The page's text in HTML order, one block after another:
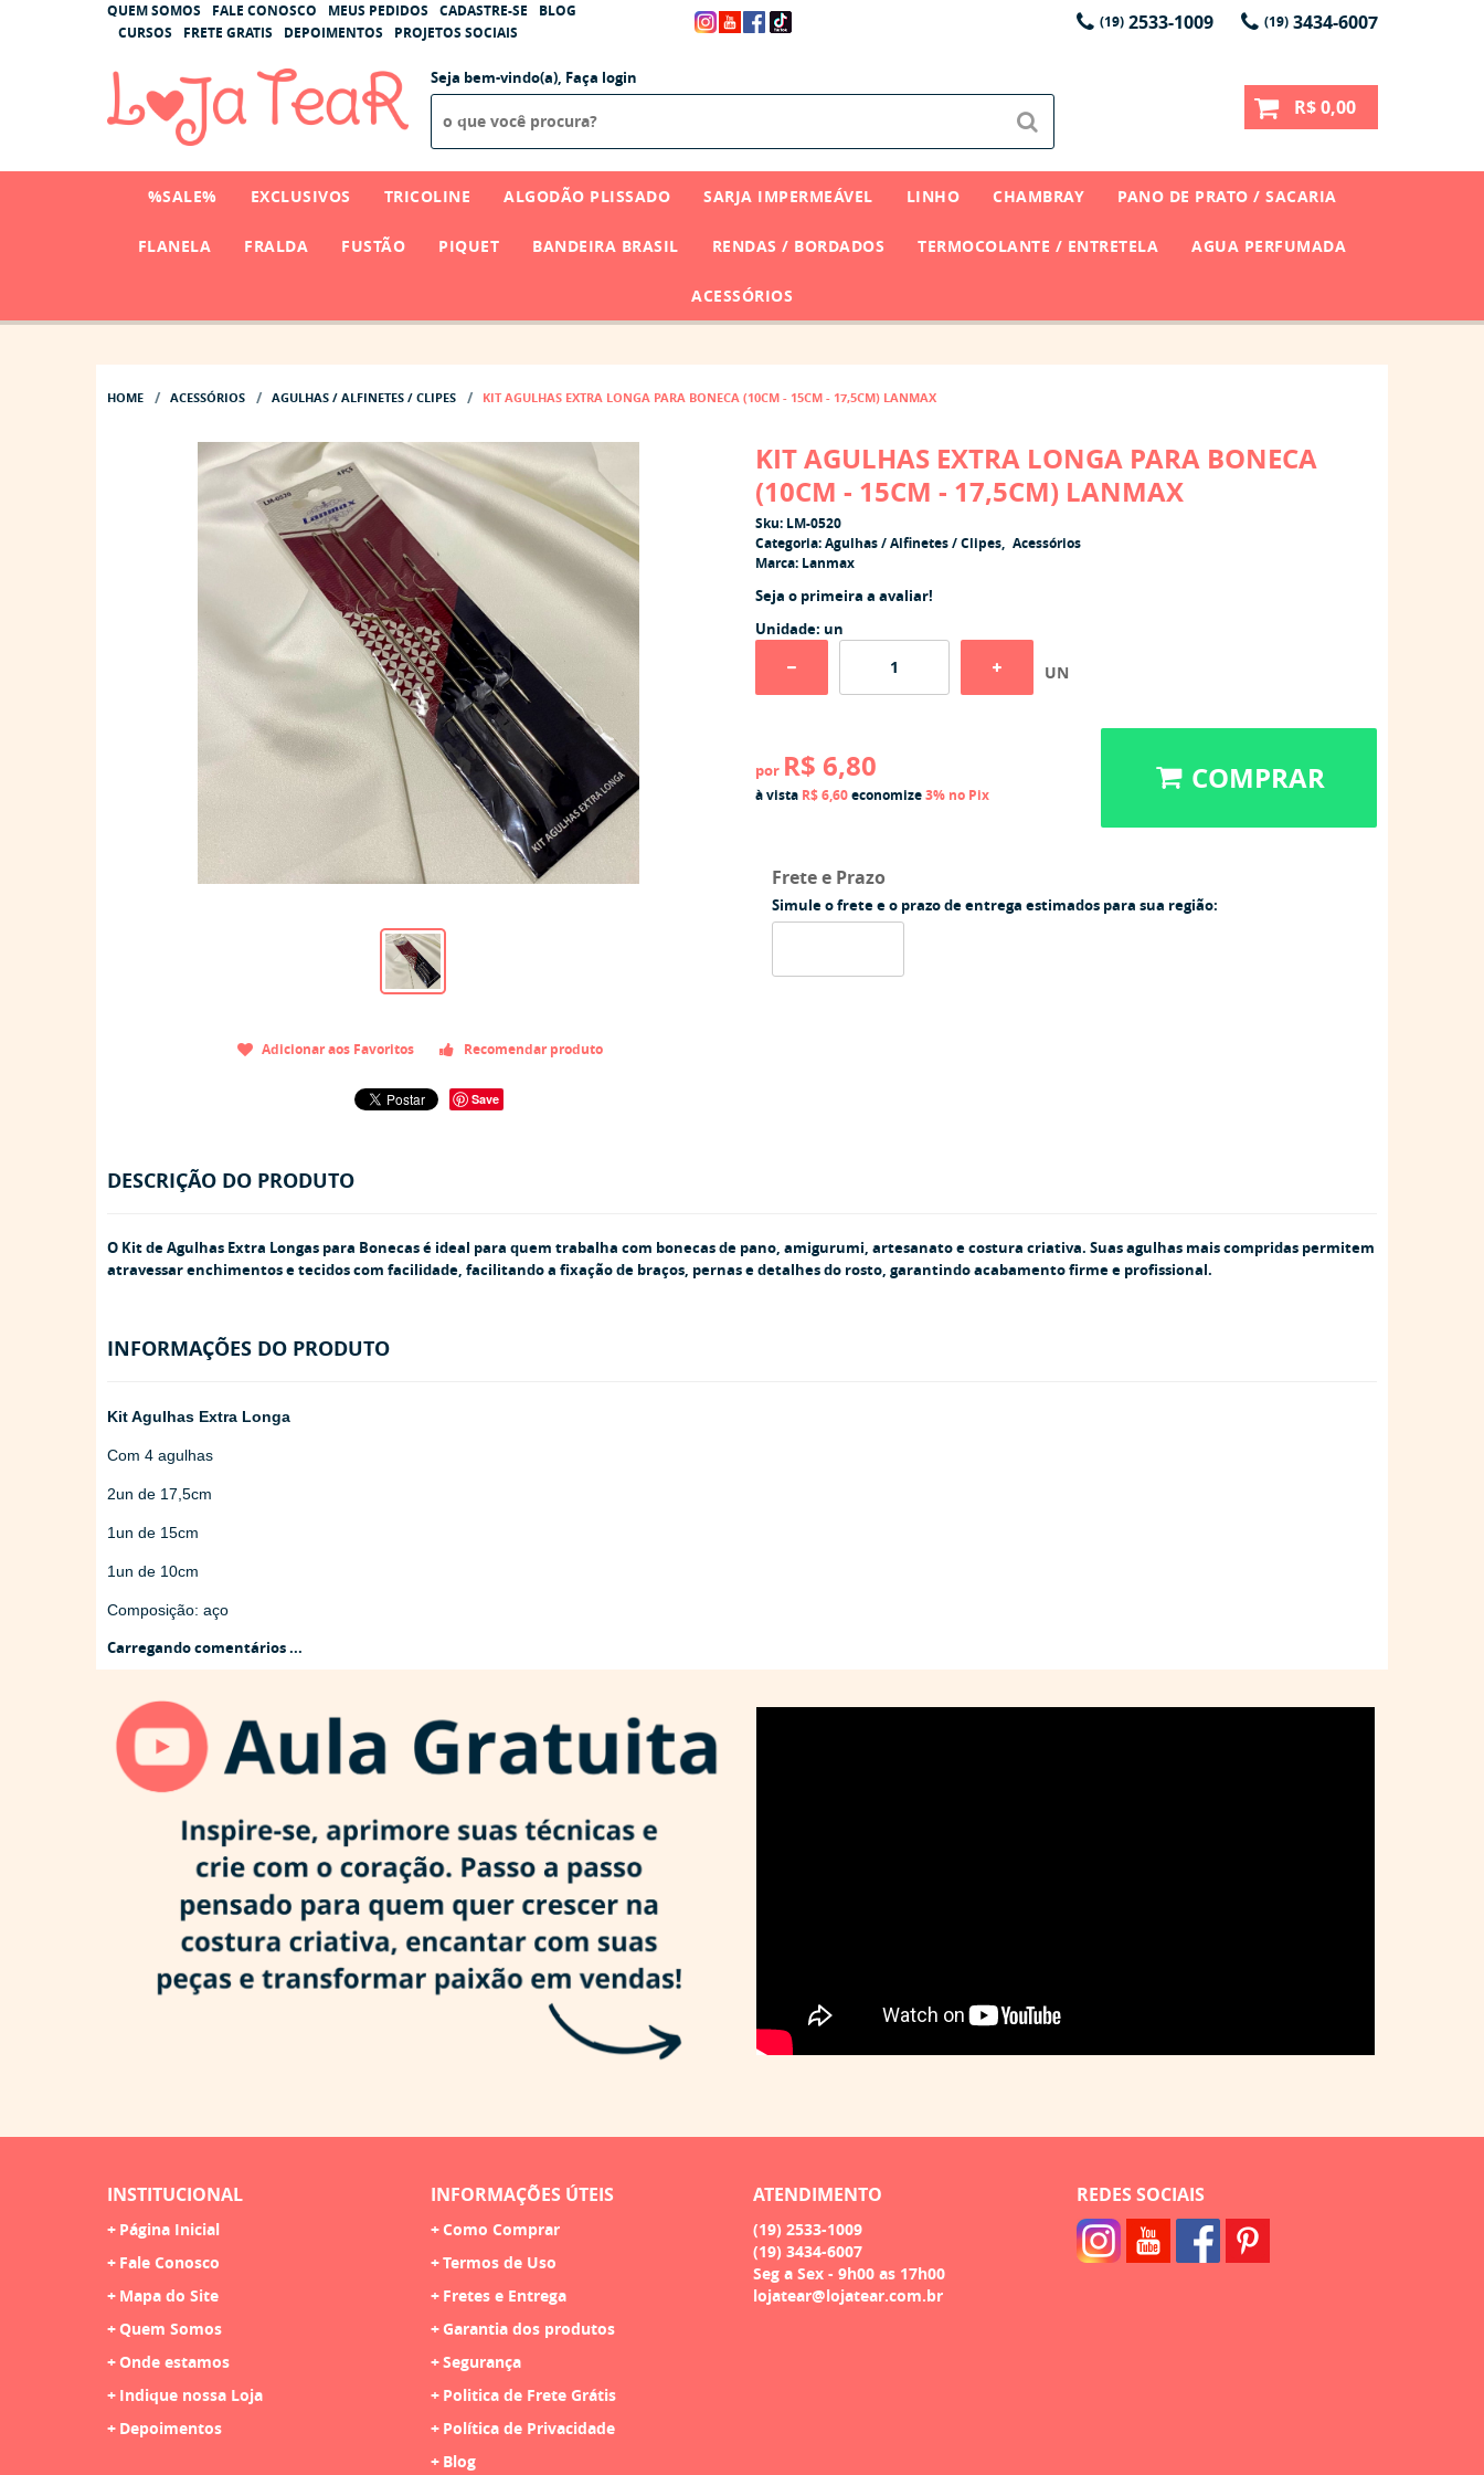
QUEM SOMOS FALE CONOSCO MEUS PEDIDOS CADASTRE-SE
BLOG
CURSOS
FRETE GRATIS DEPOIMENTOS PROJETOS SOCIAIS
(19)2533-1009 (19)3434-6007
Seja bem-vindo(a), Faça login
R$ 0,00
%SALE% EXCLUSIVOS TRICOLINE ALGODÃO PLISSADO SARJA IMPERMEÁVEL LINHO CHAMBRAY PANO DE PRATO / SACARIA
FLANELA FRALDA FUSTÃO PIQUET BANDEIRA BRASIL RENDAS / BORDADOS TERMOCOLANTE / ENTRETELA AGUA PERFUMADA
ACESSÓRIOS
HOME ACESSÓRIOS AGULHAS / ALFINETES / CLIPES KIT AGULHAS EXTRA LONGA PARA BONECA (10CM - 15CM - 17,5CM) LANMAX
Adicionar aos Favoritos Recomendar produto
Save
KIT AGULHAS EXTRA LONGA PARA BONECA
(10CM - 15CM - 17,5CM) LANMAX
Sku: LM-0520
Categoria: Agulhas / Alfinetes / Clipes
Acessórios
Marca: Lanmax
Seja o primeira a avaliar!
Unidade: un
UN
por R$ 6,80
à vista R$ 6,60economize3% no Pix COMPRAR
Frete e Prazo
Simule o frete e o prazo de entrega estimados para sua região:
DESCRIÇÃO DO PRODUTO
O Kit de Agulhas Extra Longas para Bonecasé ideal para quem trabalha com bonecas de pano, amigurumi, artesanato e costura criativa. Suas agulhas mais compridas permitem
atravessar enchimentos e tecidos com facilidade, facilitando a fixação de braços, pernas e detalhes do rosto, garantindo acabamento firme e profissional.
INFORMAÇÕES DO PRODUTO
Kit Agulhas Extra Longa
Com 4 agulhas
2un de 17,5cm
1un de 15cm
1un de 10cm
Composição: aço
Carregando comentários ...
INSTITUCIONAL
Página Inicial
Fale Conosco
Mapa do Site
Quem Somos
Onde estamos
Indique nossa Loja
Depoimentos
INFORMAÇÕES ÚTEIS
Como Comprar
Termos de Uso
Fretes e Entrega
Garantia dos produtos
Segurança
Politica de Frete Grátis
Política de Privacidade
Blog
ATENDIMENTO
(19) 2533-1009
(19) 3434-6007
Seg a Sex - 9h00 as 17h00
lojatear@lojatear.com.br
REDES SOCIAIS